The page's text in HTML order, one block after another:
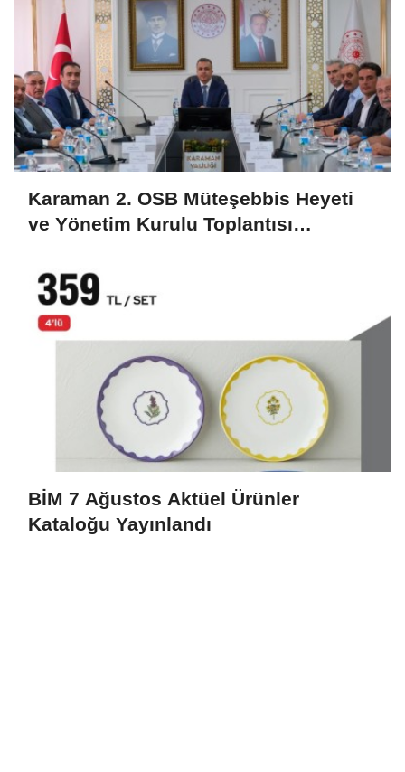
Karaman 2. OSB Müteşebbis Heyeti
ve Yönetim Kurulu Toplantısı
BİM 7 Ağustos Aktüel Ürünler
Kataloğu Yayınlandı